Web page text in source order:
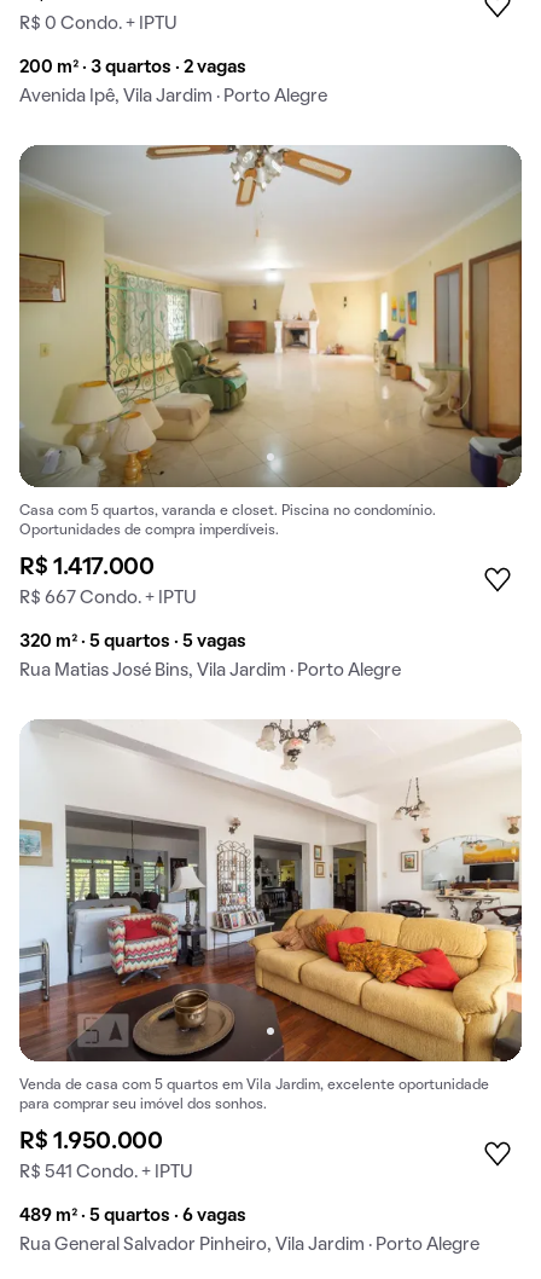
R$ 0 Condo. + IPTU
200 m² · 3 quartos · 2 vagas
Avenida Ipê, Vila Jardim · Porto Alegre
Casa com 5 quartos, varanda e closet. Piscina no condomínio.
Oportunidades de compra imperdíveis.
R$ 1.417.000
R$ 667 Condo. + IPTU
320 m² · 5 quartos · 5 vagas
Rua Matias José Bins, Vila Jardim · Porto Alegre
Venda de casa com 5 quartos em Vila Jardim, excelente oportunidade
para comprar seu imóvel dos sonhos.
R$ 1.950.000
R$ 541 Condo. + IPTU
489 m² · 5 quartos · 6 vagas
Rua General Salvador Pinheiro, Vila Jardim · Porto Alegre